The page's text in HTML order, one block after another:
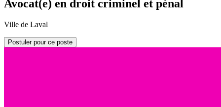
Avocat(e) en droit criminel et pénal
Ville de Laval
Postuler pour ce poste